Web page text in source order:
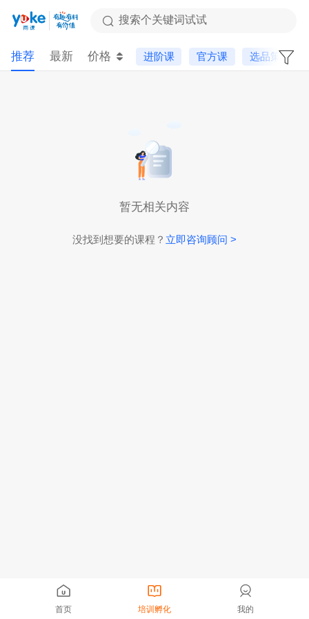
搜索个关键词试试
推荐 最新 价格 进阶课 官方课 选品策略
暂无相关内容
没找到想要的课程？ 立即咨询顾问 >
首页 培训孵化 我的